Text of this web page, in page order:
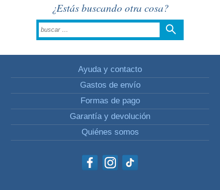
¿Estás buscando otra cosa?
Ayuda y contacto
Gastos de envío
Formas de pago
Garantía y devolución
Quiénes somos